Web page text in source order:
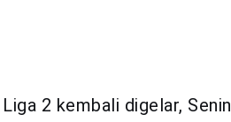
2 kembali digelar, Senin